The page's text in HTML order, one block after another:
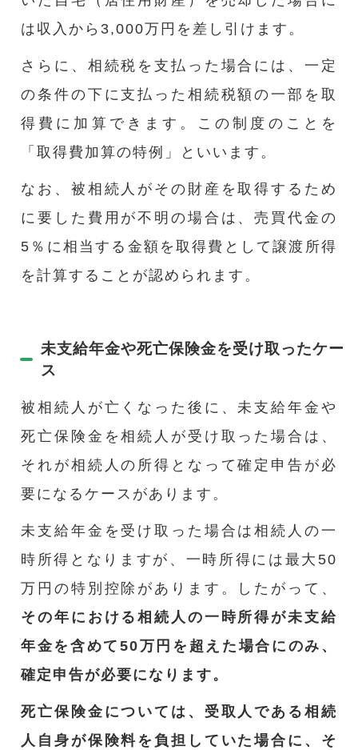
は収入から3,000万円を差し引けます。
さらに、相続税を支払った場合には、一定
の条件の下に支払った相続税額の一部を取
得費に加算できます。この制度のことを
「取得費加算の特例」といいます。
なお、被相続人がその財産を取得するため
に要した費用が不明の場合は、売買代金の
5％に相当する金額を取得費として譲渡所得
を計算することが認められます。
未支給年金や死亡保険金を受け取ったケー
ス
被相続人が亡くなった後に、未支給年金や
死亡保険金を相続人が受け取った場合は、
それが相続人の所得となって確定申告が必
要になるケースがあります。
未支給年金を受け取った場合は相続人の一
時所得となりますが、一時所得には最大50
万円の特別控除があります。したがって、
その年における相続人の一時所得が未支給
年金を含めて50万円を超えた場合にのみ、
確定申告が必要になります。
死亡保険金については、受取人である相続
人自身が保険料を負担していた場合に、そ